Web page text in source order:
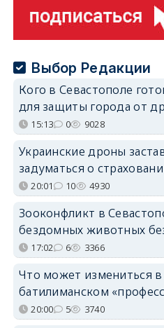
Выбор Редакции
Кого в Севастополе
для защиты города от
15:13 0 9028
Украинские дроны
задуматься о
20:01 10 4930
Зооконфликт в
бездомных животных
17:02 6 3366
Что может измениться в
батилиманском
20:00 5 3740